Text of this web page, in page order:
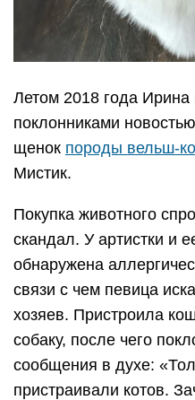
Летом 2018 года Ирина
поклонниками
щенок породы вельш-
Мистик.
Покупка животного
скандал. У артистки и
обнаружена
связи с чем певица
хозяев. Пристроила
собаку, после чего
сообщения в духе:
пристраивали котов.